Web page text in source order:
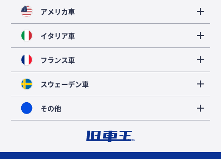
アメリカ車
イタリア車
フランス車
スウェーデン車
その他